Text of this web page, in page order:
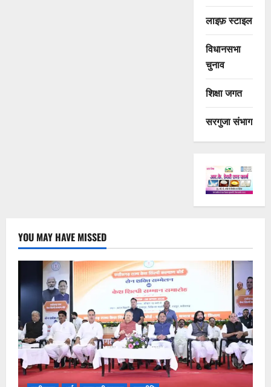
लाइफ़ स्टाइल
विधानसभा
चुनाव
शिक्षा जगत
सरगुजा संभाग
YOU MAY HAVE MISSED